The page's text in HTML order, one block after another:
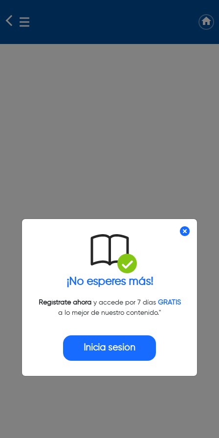
¡No esperes más!
Regístrate ahoray accede por 7 días GRATIS
a lo mejor de nuestro contenido."
Inicia sesión